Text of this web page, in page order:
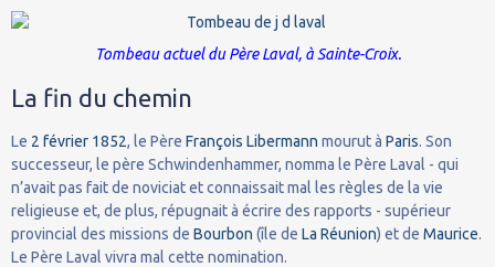
Tombeau actuel du Père Laval, à Sainte-Croix.
La fin du chemin
Le 2 février 1852, le Père François Libermann mourut à Paris. Son
successeur, le père Schwindenhammer, nomma le Père Laval - qui
n’avait pas fait de noviciat et connaissait mal les règles de la vie
religieuse et, de plus, répugnait à écrire des rapports - supérieur
provincial des missions de Bourbon (île de La Réunion) et de Maurice.
Le Père Laval vivra mal cette nomination.